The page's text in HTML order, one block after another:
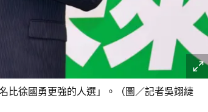
比徐國勇更強的人選」。（圖／記者吳翊緁